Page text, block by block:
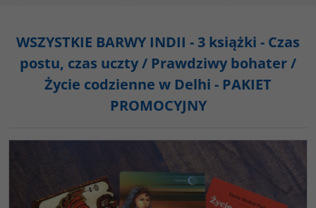
WSZYSTKIE BARWY INDII - 3 książki - Czas
postu, czas uczty / Prawdziwy bohater /
Życie codzienne w Delhi - PAKIET
PROMOCYJNY